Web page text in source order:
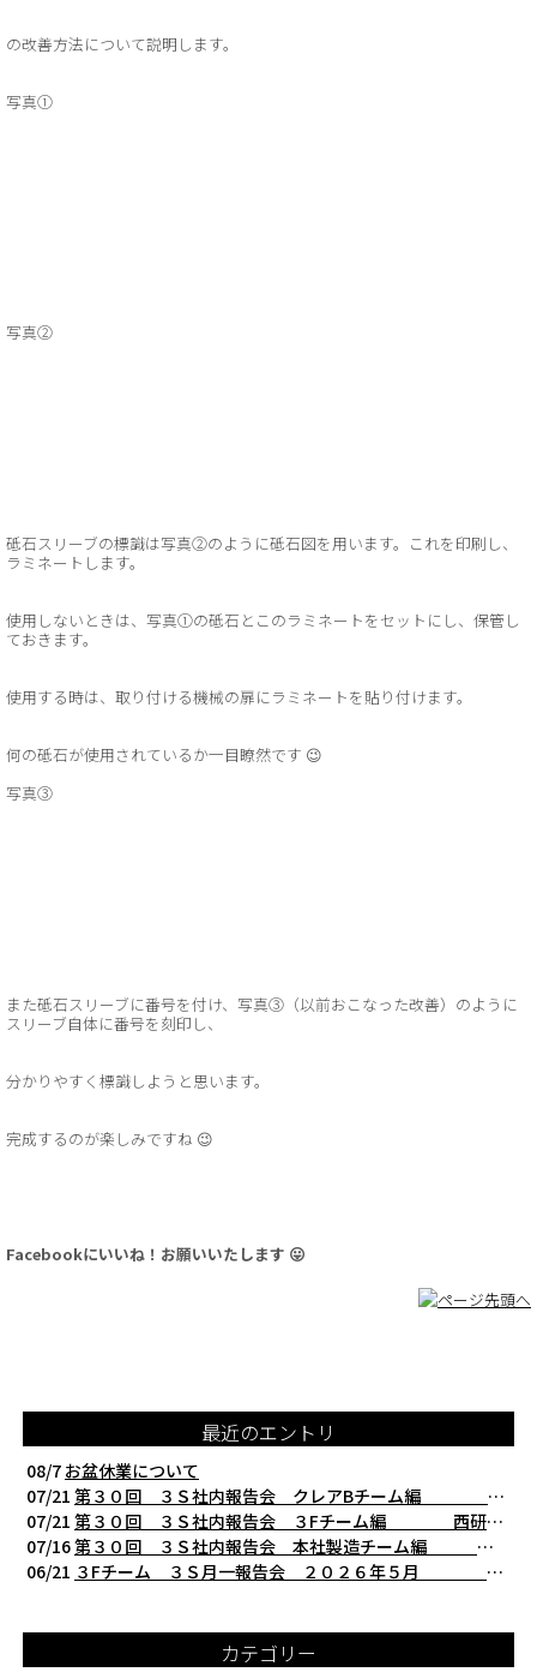
の改善方法について説明します。
写真①
写真②
砥石スリーブの標識は写真②のように砥石図を用います。これを印刷し、
ラミネートします。
使用しないときは、写真①の砥石とこのラミネートをセットにし、保管し
ておきます。
使用する時は、取り付ける機械の扉にラミネートを貼り付けます。
何の砥石が使用されているか一目瞭然です 😉
写真③
また砥石スリーブに番号を付け、写真③（以前おこなった改善）のように
スリーブ自体に番号を刻印し、
分かりやすく標識しようと思います。
完成するのが楽しみですね 😉
Facebookにいいね！お願いいたします 😛
最近のエントリ
08/7 お盆休業について
07/21 第３０回 ３Ｓ社内報告会 クレアBチーム編 西研の３Ｓ活動（整理・整頓・清掃
07/21 第３０回 ３Ｓ社内報告会 ３Fチーム編 西研の３Ｓ活動（整理・整頓・清掃）
07/16第３０回 ３Ｓ社内報告会 本社製造チーム編 西研の３Ｓ活動（整理・整頓・清掃
06/21 ３Fチーム ３Ｓ月一報告会 ２０２６年５月 切削工具を考える西研より
カテゴリー